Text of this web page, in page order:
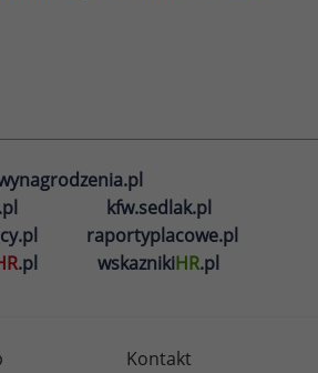
kfw.sedlak.pl
raportyplacowe.pl
.pl wskaznikiHR.pl
Kontakt